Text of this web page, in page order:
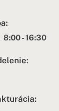
8:00 - 16:30